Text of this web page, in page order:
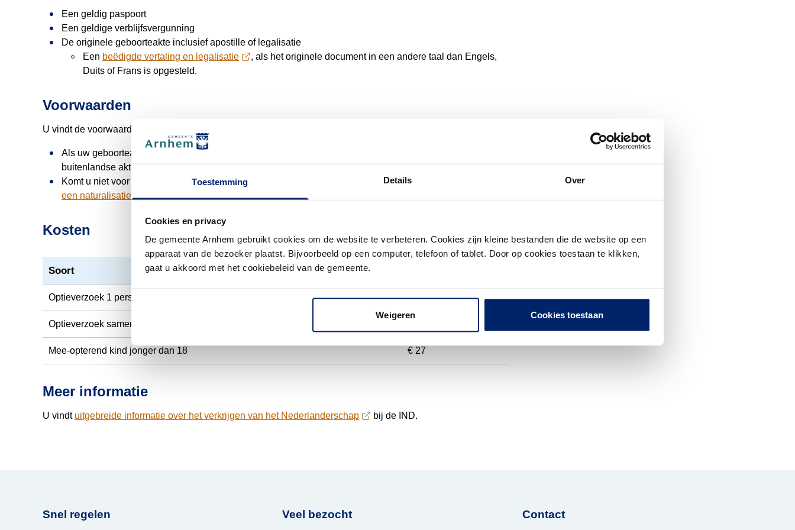
Toestemming Details Over
Cookies en privacy
De gemeente Arnhem gebruikt cookies om de website te verbeteren. Cookies zijn kleine bestanden die de website op een
apparaat van de bezoeker plaatst. Bijvoorbeeld op een computer, telefoon of tablet. Door op cookies toestaan te klikken,
gaat u akkoord met het cookiebeleid van de gemeente.
Weigeren Cookies toestaan
Een geldig paspoort
Een geldige verblijfsvergunning
De originele geboorteakte inclusief apostille of legalisatie
Een beëdigde vertaling en legalisatie
, als het originele document in een andere taal dan Engels,
Duits of Frans is opgesteld.
Voorwaarden
U vindt de voorwaarden op de
Als uw geboorteakte nog niet in de Basisregistratie Personen (BRP) is ingeschreven, moet u eerst deze
buitenlandse akte inleveren. Maak hiervoor
Komt u niet voor een optieverklaring in aanmerking, dan kunt u onder bepaalde voorwaarden
een naturalisatieverzoekdoen bij de gemeente.
Kosten
Soort
Optieverzoek 1 persoon € 241
Optieverzoek samen met partner
Mee-opterend kind jonger dan 18 € 27
Meer informatie
U vindt uitgebreide informatie over het verkrijgen van het Nederlanderschap bij de IND.
Snel regelen Veel bezocht Contact